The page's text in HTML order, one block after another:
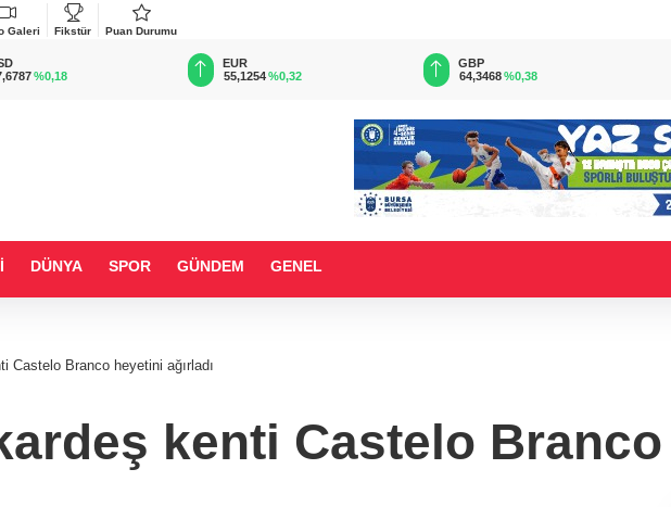
Galeri Fikstür Puan Durumu
%0,18
EUR
55,1254%0,32
GBP
64,3468 %0,38
DÜNYA SPOR GÜNDEM GENEL
Castelo Branco heyetini ağırladı
kenti Castelo Branco